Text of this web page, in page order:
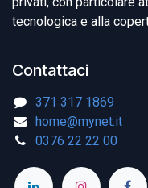
tecnologica e alla
Contattaci
371 317 1869
home@mynet.it
0376 22 22 00